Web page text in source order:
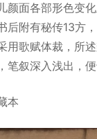
颜面各部形色变
后附有秘传13方
用歌赋体裁，所
笔叙深入浅出，便
本